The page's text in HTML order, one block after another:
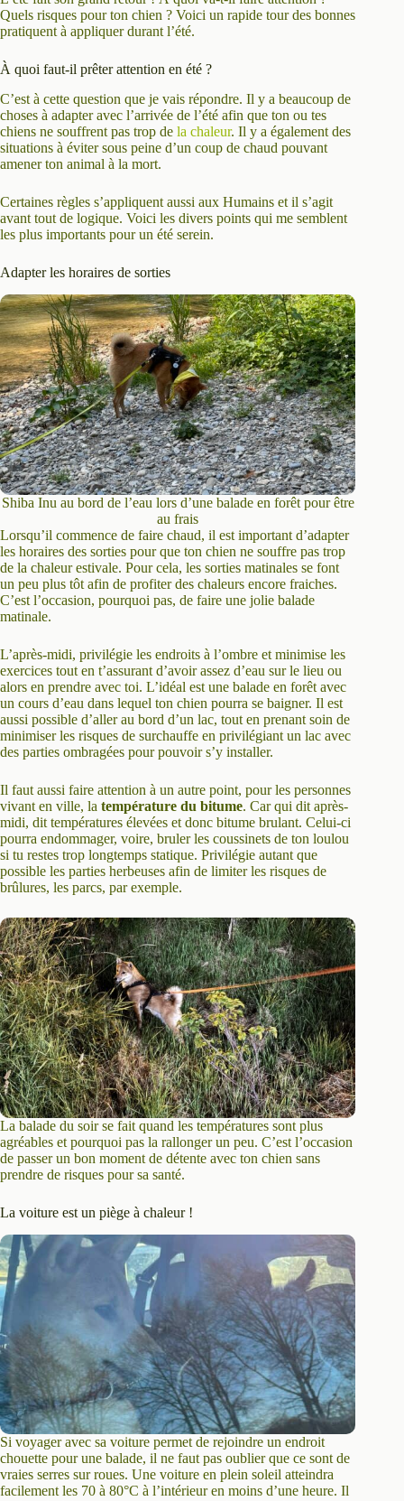
Quels risques pour ton chien ? Voici un rapide tour des bonnes
pratiquent à appliquer durant l’été.
À quoi faut-il prêter attention en été ?
C’est à cette question que je vais répondre. Il y a beaucoup de
choses à adapter avec l’arrivée de l’été afin que ton ou tes
chiens ne souffrent pas trop de la chaleur. Il y a également des
situations à éviter sous peine d’un coup de chaud pouvant
amener ton animal à la mort.
Certaines règles s’appliquent aussi aux Humains et il s’agit
avant tout de logique. Voici les divers points qui me semblent
les plus importants pour un été serein.
Adapter les horaires de sorties
Shiba Inu au bord de l’eau lors d’une balade en forêt pour être
au frais
Lorsqu’il commence de faire chaud, il est important d’adapter
les horaires des sorties pour que ton chien ne souffre pas trop
de la chaleur estivale. Pour cela, les sorties matinales se font
un peu plus tôt afin de profiter des chaleurs encore fraiches.
C’est l’occasion, pourquoi pas, de faire une jolie balade
matinale.
L’après-midi, privilégie les endroits à l’ombre et minimise les
exercices tout en t’assurant d’avoir assez d’eau sur le lieu ou
alors en prendre avec toi. L’idéal est une balade en forêt avec
un cours d’eau dans lequel ton chien pourra se baigner. Il est
aussi possible d’aller au bord d’un lac, tout en prenant soin de
minimiser les risques de surchauffe en privilégiant un lac avec
des parties ombragées pour pouvoir s’y installer.
Il faut aussi faire attention à un autre point, pour les personnes
vivant en ville, la température du bitume. Car qui dit après-
midi, dit températures élevées et donc bitume brulant. Celui-ci
pourra endommager, voire, bruler les coussinets de ton loulou
si tu restes trop longtemps statique. Privilégie autant que
possible les parties herbeuses afin de limiter les risques de
brûlures, les parcs, par exemple.
La balade du soir se fait quand les températures sont plus
agréables et pourquoi pas la rallonger un peu. C’est l’occasion
de passer un bon moment de détente avec ton chien sans
prendre de risques pour sa santé.
La voiture est un piège à chaleur !
Si voyager avec sa voiture permet de rejoindre un endroit
chouette pour une balade, il ne faut pas oublier que ce sont de
vraies serres sur roues. Une voiture en plein soleil atteindra
facilement les 70 à 80°C à l’intérieur en moins d’une heure. Il